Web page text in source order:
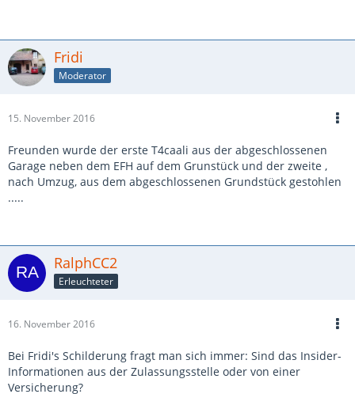
Fridi
Moderator
15. November 2016
Freunden wurde der erste T4caali aus der abgeschlossenen
Garage neben dem EFH auf dem Grunstück und der zweite ,
nach Umzug, aus dem abgeschlossenen Grundstück gestohlen
.....
RalphCC2
Erleuchteter
16. November 2016
Bei Fridi's Schilderung fragt man sich immer: Sind das Insider-
Informationen aus der Zulassungsstelle oder von einer
Versicherung?